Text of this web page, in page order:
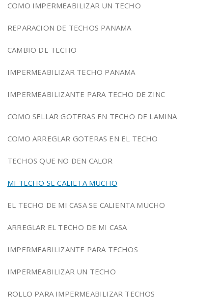
COMO IMPERMEABILIZAR UN TECHO
REPARACION DE TECHOS PANAMA
CAMBIO DE TECHO
IMPERMEABILIZAR TECHO PANAMA
IMPERMEABILIZANTE PARA TECHO DE ZINC
COMO SELLAR GOTERAS EN TECHO DE LAMINA
COMO ARREGLAR GOTERAS EN EL TECHO
TECHOS QUE NO DEN CALOR
MI TECHO SE CALIETA MUCHO
EL TECHO DE MI CASA SE CALIENTA MUCHO
ARREGLAR EL TECHO DE MI CASA
IMPERMEABILIZANTE PARA TECHOS
IMPERMEABILIZAR UN TECHO
ROLLO PARA IMPERMEABILIZAR TECHOS